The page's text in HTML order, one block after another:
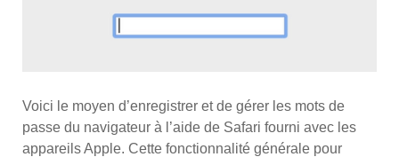
Voici le moyen d’enregistrer et de gérer les mots de
passe du navigateur à l’aide de Safari fourni avec les
appareils Apple. Cette fonctionnalité générale pour